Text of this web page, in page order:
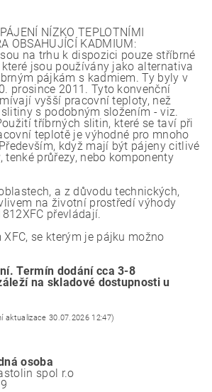
NÍZKO TEPLOTNÍMI
OBSAHUJÍCÍ KADMIUM:
na trhu k dispozici pouze stříbrné
jsou používány jako alternativa
pájkám s kadmiem. Ty byly v
prosince 2011. Tyto konvenční
vyšší pracovní teploty, než
s podobným složením - viz.
tříbrných slitin, které se taví při
teplotě je výhodné pro mnoho
když mají být pájeny citlivé
průřezy, nebo komponenty
a z důvodu technických,
na životní prostředí výhody
převládají.
XFC, se kterým je pájku možno
Termín dodání cca 3-8
na skladové dostupnosti u
aktualizace 30.07.2026 12:47)
osoba
spol r.o